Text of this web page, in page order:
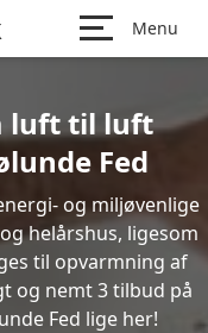
Menu
luft til luft
Fed
og miljøvenlige
helårshus, ligesom
til opvarmning af
og nemt 3 tilbud på
Fed lige her!